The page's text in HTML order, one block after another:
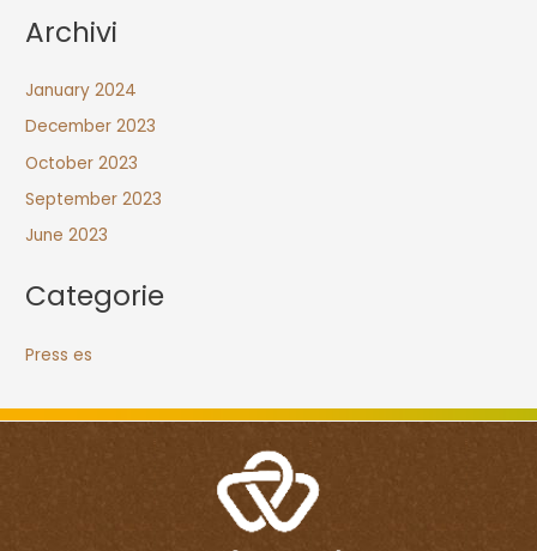
Archivi
January 2024
December 2023
October 2023
September 2023
June 2023
Categorie
Press es